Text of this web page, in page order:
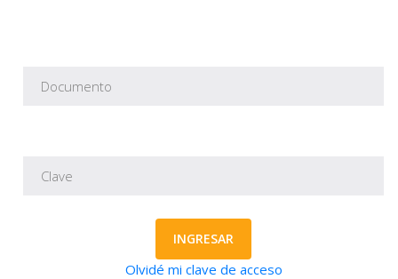
INGRESAR
Olvidé mi clave de acceso